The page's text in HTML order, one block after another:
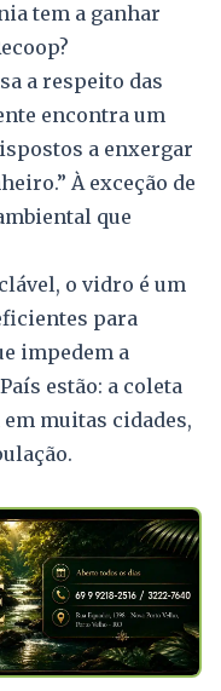
tem a ganhar
a respeito das
encontra um
a enxergar
À exceção de
que
o vidro é um
para
impedem a
estão: a coleta
muitas cidades,